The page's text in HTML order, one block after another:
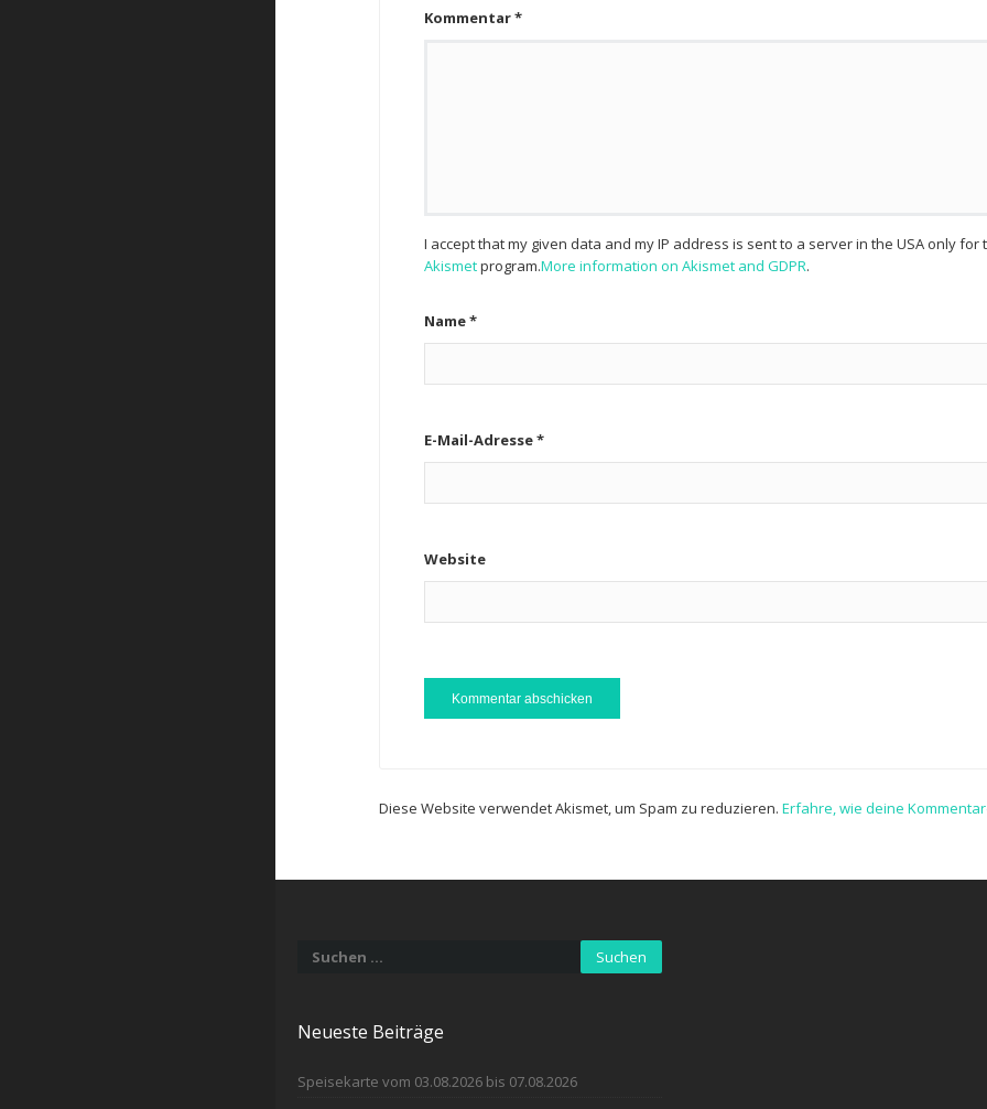
Kommentar*
I accept that my given data and my IP address is sent to a server in the USA only
Akismetprogram.More information on Akismet and GDPR.
Name*
E-Mail-Adresse*
Website
Diese Website verwendet Akismet, um Spam zu reduzieren. Erfahre, wie deine
Suchen
nach:
Neueste Beiträge
Speisekarte vom 03.08.2026 bis 07.08.2026